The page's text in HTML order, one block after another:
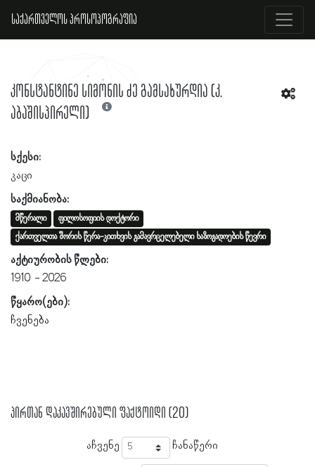
საქართველოს პროსოპოგრაფია
კონსტანტინე სიმონის ძე გამსახურდია (კ.
აბაშისპირელი)
სქესი:
კაცი
საქმიანობა:
მწერალი
ფილოსოფიის დოქტორი
ქართველთა შორის წერა-კითხვის გამავრცელებელი საზოგადოების წევრი
აქტიურობის წლები:
1910
2026
წყარო(ები):
ჩვენება
პირთან დაკავშირებული ფაქტოიდი (20)
აჩვენე ჩანაწერი